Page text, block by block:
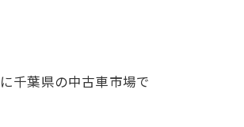
千葉県の中古車市場で